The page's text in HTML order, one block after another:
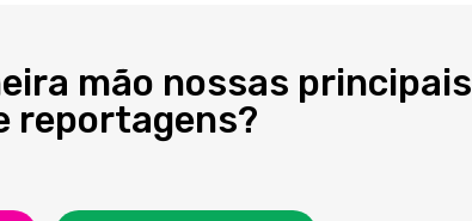
mão nossas principais
reportagens?